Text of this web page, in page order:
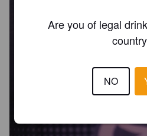
Are you of legal
NO